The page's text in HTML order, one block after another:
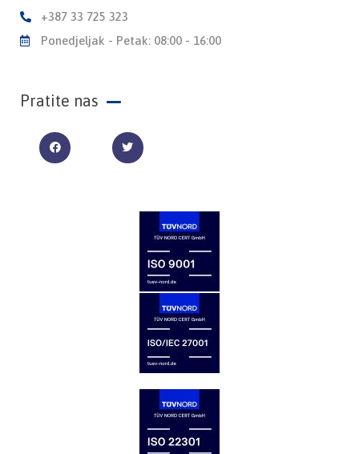
+387 33 725 323
Ponedjeljak - Petak: 08:00 - 16:00
Pratite nas